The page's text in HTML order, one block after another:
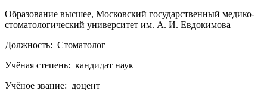
Образование высшее, Московский государственный медико-
стоматологический университет им. А. И. Евдокимова
Должность: Стоматолог
Учёная степень: кандидат наук
Учёное звание: доцент